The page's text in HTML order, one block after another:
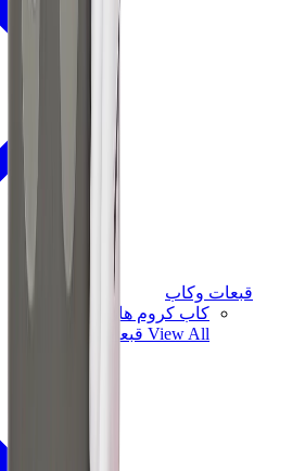
قبعات وكاب
كاب كروم هارتس
View All قبعات وكاب